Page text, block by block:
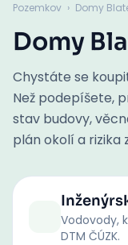
Pozemkov › Domy
Domy
Chystáte se
Než podepíšete,
stav budovy,
plán okolí a rizika
Vodovody,
DTM ČÚZK.